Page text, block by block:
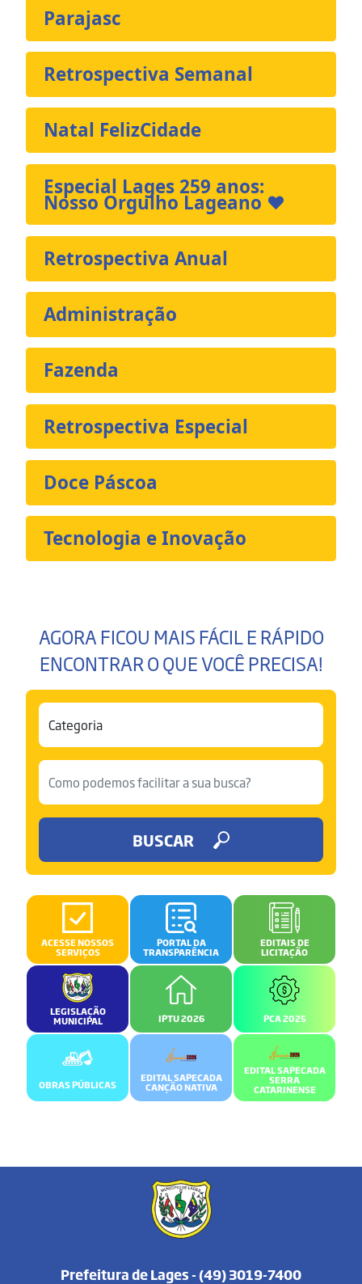
Parajasc
Retrospectiva Semanal
Natal FelizCidade
Especial Lages 259 anos:
Nosso Orgulho Lageano ❤️
Retrospectiva Anual
Administração
Fazenda
Retrospectiva Especial
Doce Páscoa
Tecnologia e Inovação
AGORA FICOU MAIS FÁCIL E RÁPIDO
ENCONTRAR O QUE VOCÊ PRECISA!
BUSCAR
ACESSE NOSSOS
SERVIÇOS
PORTAL DA
TRANSPARÊNCIA
EDITAIS DE
LICITAÇÃO
LEGISLAÇÃO
MUNICIPAL IPTU 2026 PCA 2025
OBRAS PÚBLICAS
EDITAL SAPECADA
CANÇÃO NATIVA
EDITAL SAPECADA
SERRA
CATARINENSE
Prefeitura de Lages - (49) 3019-7400